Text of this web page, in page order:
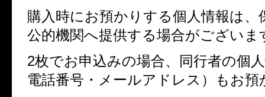
購入時にお預かりする個人情報は、
公的機関へ提供する場合がございま
2枚でお申込みの場合、同行者の個
電話番号・メールアドレス）もお